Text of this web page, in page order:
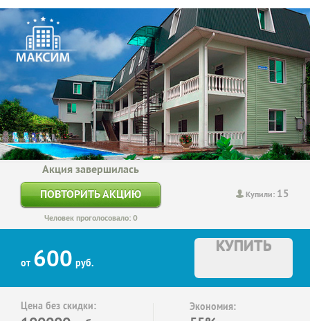
Купили: 15
Акция завершилась
ПОВТОРИТЬ АКЦИЮ
Человек проголосовало: 0
от 600 руб.
КУПИТЬ
Цена без скидки: Экономия: